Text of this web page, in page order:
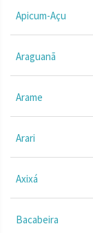
Apicum-Açu
Araguanã
Arame
Arari
Axixá
Bacabeira